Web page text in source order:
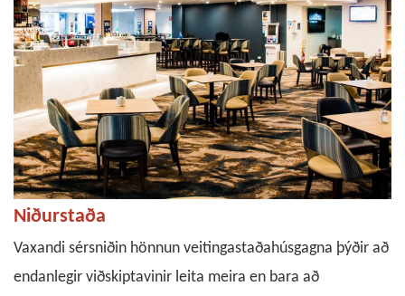
Niðurstaða
Vaxandi sérsniðin hönnun veitingastaðahúsgagna þýðir að
endanlegir viðskiptavinir leita meira en bara að